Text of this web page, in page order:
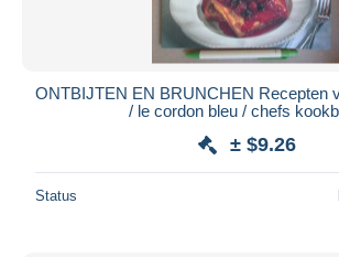
ONTBIJTEN EN BRUNCHEN Recepten
/ le cordon bleu / chefs
± $9.26
Status